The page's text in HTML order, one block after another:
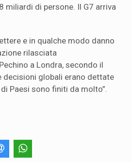
miliardi di persone. Il G7 arriva
e in qualche modo danno
rilasciata
a Londra, secondo il
decisioni globali erano dettate
Paesi sono finiti da molto”.